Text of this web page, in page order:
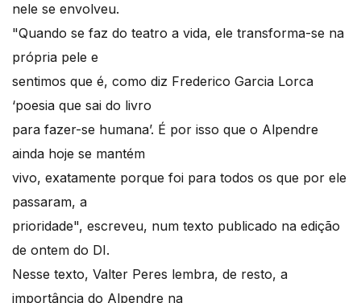
nele se envolveu.
"Quando se faz do teatro a vida, ele transforma-se na
própria pele e
sentimos que é, como diz Frederico Garcia Lorca
‘poesia que sai do livro
para fazer-se humana’. É por isso que o Alpendre
ainda hoje se mantém
vivo, exatamente porque foi para todos os que por ele
passaram, a
prioridade", escreveu, num texto publicado na edição
de ontem do DI.
Nesse texto, Valter Peres lembra, de resto, a
importância do Alpendre na